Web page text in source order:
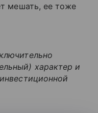
мешать, ее тоже
характер и